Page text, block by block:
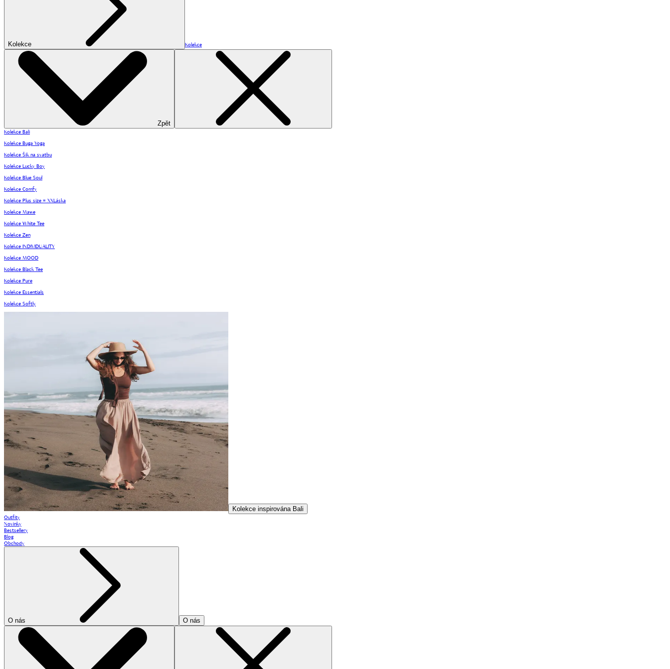
Kolekce Kolekce
Zpět
Kolekce Bali
Kolekce Buga Yoga
Kolekce Šik na svatbu
Kolekce Lucky Boy
Kolekce Blue Soul
Kolekce Comfy
Kolekce Plus size = XXLáska
Kolekce Mawe
Kolekce White Tee
Kolekce Zen
Kolekce INDIVIDUALITY
Kolekce MOOD
Kolekce Black Tee
Kolekce Pure
Kolekce Essentials
Kolekce Softly
Kolekce inspirována Bali
Outfity
Novinky
Bestsellery
Blog
Obchody
O nás O nás